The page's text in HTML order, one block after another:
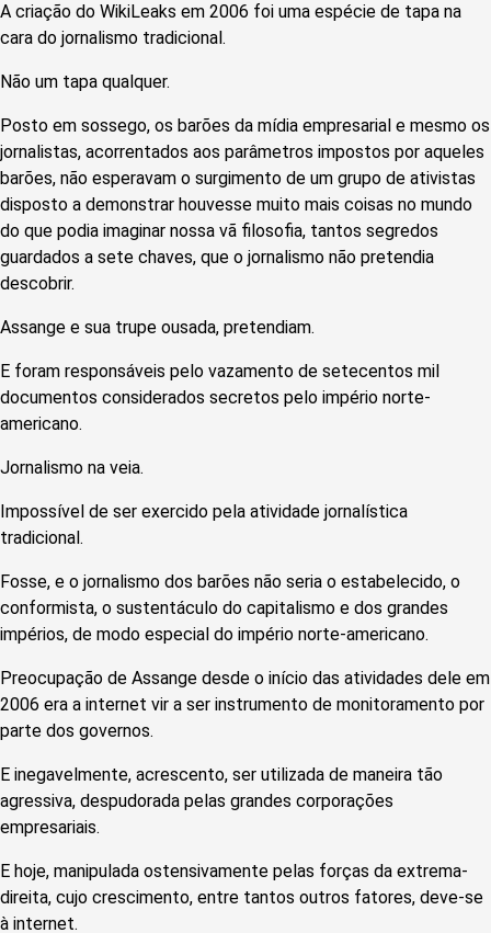
A criação do WikiLeaks em 2006 foi uma espécie de tapa na
cara do jornalismo tradicional.
Não um tapa qualquer.
Posto em sossego, os barões da mídia empresarial e mesmo os
jornalistas, acorrentados aos parâmetros impostos por aqueles
barões, não esperavam o surgimento de um grupo de ativistas
disposto a demonstrar houvesse muito mais coisas no mundo
do que podia imaginar nossa vã filosofia, tantos segredos
guardados a sete chaves, que o jornalismo não pretendia
descobrir.
Assange e sua trupe ousada, pretendiam.
E foram responsáveis pelo vazamento de setecentos mil
documentos considerados secretos pelo império norte-
americano.
Jornalismo na veia.
Impossível de ser exercido pela atividade jornalística
tradicional.
Fosse, e o jornalismo dos barões não seria o estabelecido, o
conformista, o sustentáculo do capitalismo e dos grandes
impérios, de modo especial do império norte-americano.
Preocupação de Assange desde o início das atividades dele em
2006 era a internet vir a ser instrumento de monitoramento por
parte dos governos.
E inegavelmente, acrescento, ser utilizada de maneira tão
agressiva, despudorada pelas grandes corporações
empresariais.
E hoje, manipulada ostensivamente pelas forças da extrema-
direita, cujo crescimento, entre tantos outros fatores, deve-se
à internet.